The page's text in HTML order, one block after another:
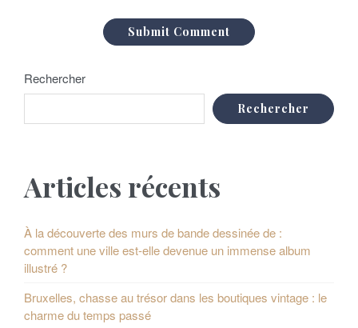
Rechercher
Rechercher
Articles récents
À la découverte des murs de bande dessinée de :
comment une ville est-elle devenue un immense album
illustré ?
Bruxelles, chasse au trésor dans les boutiques vintage : le
charme du temps passé